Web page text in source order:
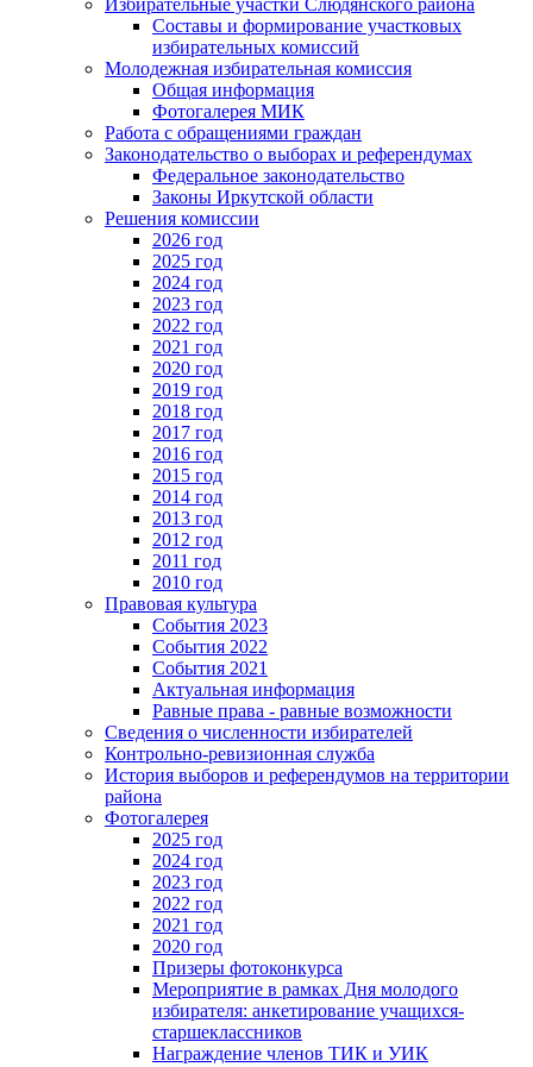
Избирательные участки Слюдянского района
Составы и формирование участковых
избирательных комиссий
Молодежная избирательная комиссия
Общая информация
Фотогалерея МИК
Работа с обращениями граждан
Законодательство о выборах и референдумах
Федеральное законодательство
Законы Иркутской области
Решения комиссии
2026 год
2025 год
2024 год
2023 год
2022 год
2021 год
2020 год
2019 год
2018 год
2017 год
2016 год
2015 год
2014 год
2013 год
2012 год
2011 год
2010 год
Правовая культура
События 2023
События 2022
События 2021
Актуальная информация
Равные права - равные возможности
Сведения о численности избирателей
Контрольно-ревизионная служба
История выборов и референдумов на территории
района
Фотогалерея
2025 год
2024 год
2023 год
2022 год
2021 год
2020 год
Призеры фотоконкурса
Мероприятие в рамках Дня молодого
избирателя: анкетирование учащихся-
старшеклассников
Награждение членов ТИК и УИК